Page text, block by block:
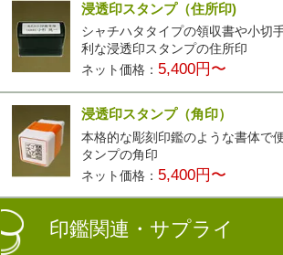
浸透印スタンプ（住所印)
シャチハタタイプの領収書や小切
利な浸透印スタンプの住所印
ネット価格： 5,400円〜
浸透印スタンプ（角印）
本格的な彫刻印鑑のような書体で
タンプの角印
ネット価格： 5,400円〜
印鑑関連・サプライ